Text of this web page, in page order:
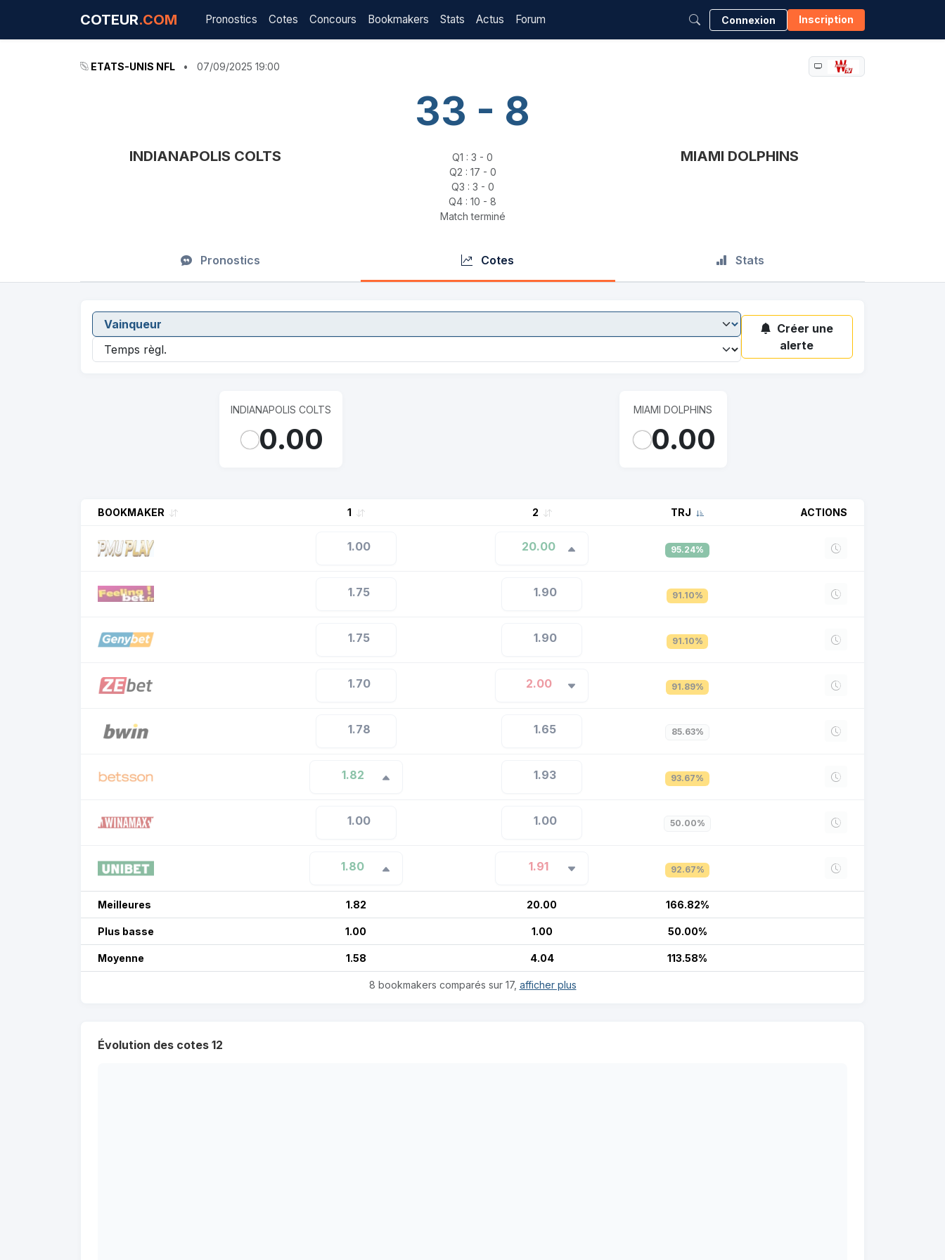
COTEUR.COM Pronostics Cotes Concours Bookmakers Stats Actus Forum Connexion Inscription
ETATS-UNIS NFL • 07/09/2025 19:00
INDIANAPOLIS COLTS
33 - 8
Q1 : 3 - 0
Q2 : 17 - 0
Q3 : 3 - 0
Q4 : 10 - 8
Match terminé
MIAMI DOLPHINS
Pronostics Cotes Stats
Créer une
alerte
INDIANAPOLIS COLTS
0.00
MIAMI DOLPHINS
0.00
BOOKMAKER 1 2 TRJ ACTIONS
1.00 20.00 95.24%
1.75 1.90 91.10%
1.75 1.90 91.10%
1.70 2.00 91.89%
1.78 1.65 85.63%
1.82 1.93 93.67%
1.00 1.00 50.00%
1.80 1.91 92.67%
Meilleures 1.82 20.00 166.82%
Plus basse 1.00 1.00 50.00%
Moyenne 1.58 4.04 113.58%
8 bookmakers comparés sur 17, afficher plus
Évolution des cotes 12